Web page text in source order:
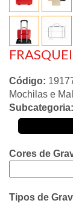
Código:
Mochilas e
Subcategoria:
Cores de
Tipos de